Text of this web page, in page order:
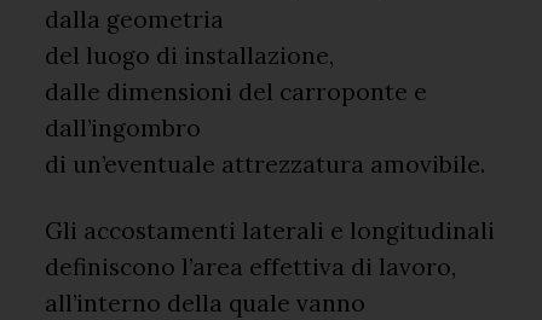
dalla geometria
del luogo di installazione,
dalle dimensioni del carroponte e
dall’ingombro
di un’eventuale attrezzatura amovibile.
Gli accostamenti laterali e longitudinali
definiscono l’area effettiva di lavoro,
all’interno della quale vanno